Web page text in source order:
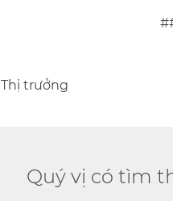
trưởng​​
Quý vị có tìm